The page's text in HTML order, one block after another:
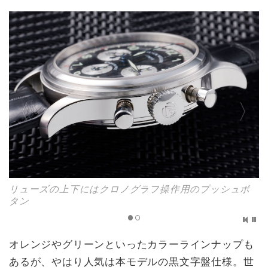
リューズの上下にはクロノグラフ操作用のプッシュボ
タン
オレンジやグリーンといったカラーラインナップも
あるが、やはり人気は本モデルの黒文字盤仕様。世